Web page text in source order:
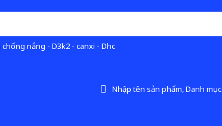
nắng - D3k2 - canxi - Dhc
Nhập tên sản phẩm, Danh mục